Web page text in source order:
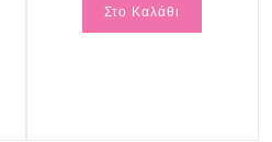
Στο Καλάθι